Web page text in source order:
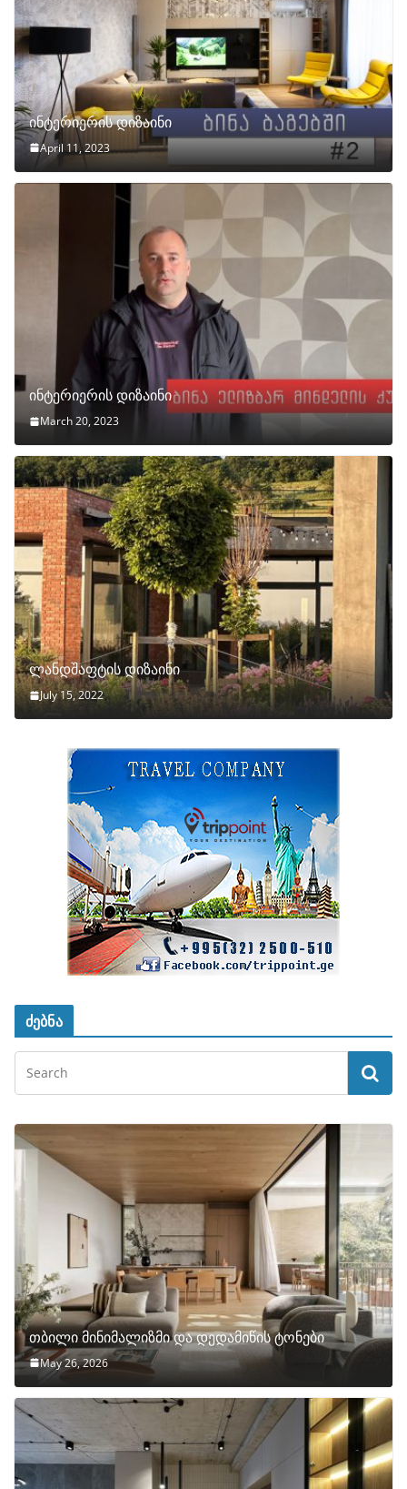
ინტერიერის დიზაინი
April 11, 2023
ინტერიერის დიზაინი
March 20, 2023
ლანდშაფტის დიზაინი
July 15, 2022
ძებნა
თბილი მინიმალიზმი და დედამიწის ტონები
May 26, 2026